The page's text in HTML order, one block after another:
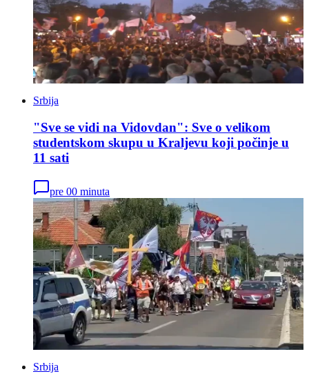
Srbija
"Sve se vidi na Vidovdan": Sve o velikom
studentskom skupu u Kraljevu koji počinje u
11 sati
pre 00 minuta
Srbija